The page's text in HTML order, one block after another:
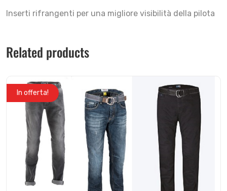
Inserti rifrangenti per una migliore visibilità della pilota
Related products
In offerta!